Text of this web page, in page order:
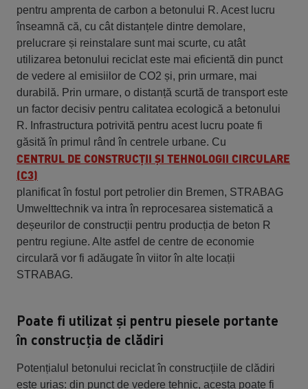
pentru amprenta de carbon a betonului R. Acest lucru
înseamnă că, cu cât distanțele dintre demolare,
prelucrare și reinstalare sunt mai scurte, cu atât
utilizarea betonului reciclat este mai eficientă din punct
de vedere al emisiilor de CO2 și, prin urmare, mai
durabilă. Prin urmare, o distanță scurtă de transport este
un factor decisiv pentru calitatea ecologică a betonului
R. Infrastructura potrivită pentru acest lucru poate fi
găsită în primul rând în centrele urbane. Cu
CENTRUL DE CONSTRUCȚII ȘI TEHNOLOGII CIRCULARE
(C3)
planificat în fostul port petrolier din Bremen, STRABAG
Umwelttechnik va intra în reprocesarea sistematică a
deșeurilor de construcții pentru producția de beton R
pentru regiune. Alte astfel de centre de economie
circulară vor fi adăugate în viitor în alte locații
STRABAG.
Poate fi utilizat și pentru piesele portante
în construcția de clădiri
Potențialul betonului reciclat în construcțiile de clădiri
este uriaș: din punct de vedere tehnic, acesta poate fi